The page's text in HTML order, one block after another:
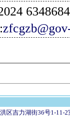
区吉力湖街36号1-11-